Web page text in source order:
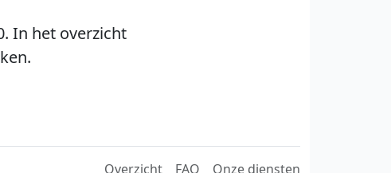
In het overzicht
Overzicht FAQ Onze diensten